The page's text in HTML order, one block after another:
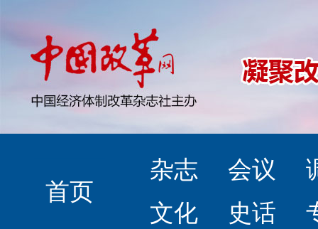
首页
杂志 会议
文化
史话